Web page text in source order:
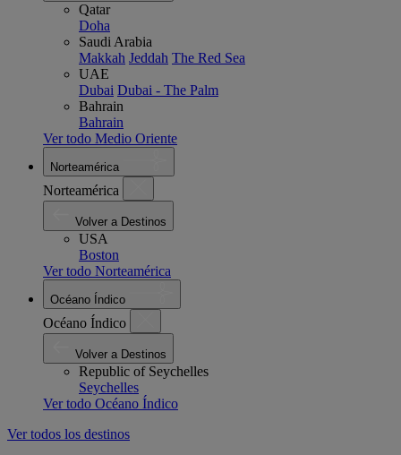
Qatar
Doha
Saudi Arabia
Makkah Jeddah The Red Sea
UAE
Dubai Dubai - The Palm
Bahrain
Bahrain
Ver todo Medio Oriente
Norteamérica
Norteamérica
Volver a Destinos
USA
Boston
Ver todo Norteamérica
Océano Índico
Océano Índico
Volver a Destinos
Republic of Seychelles
Seychelles
Ver todo Océano Índico
Ver todos los destinos